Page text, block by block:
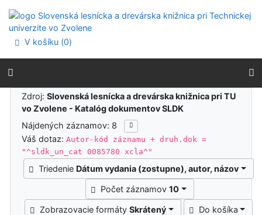
Prejsť na menu
Prehlásenie o webovej prístupnosti
V košíku (0)
Výsledky vyhľadávania
Zdroj:Slovenská lesnícka a drevárska knižnica pri TU
vo Zvolene - Katalóg dokumentov SLDK
Nájdených záznamov: 8
Váš dotaz:Autor-kód záznamu + druh.dok =
"^sldk_un_cat 0085780 xcla^"
Triedenie Dátum vydania (zostupne), autor, názov
Počet záznamov10
Zobrazovacie formátySkrátený Do košíka